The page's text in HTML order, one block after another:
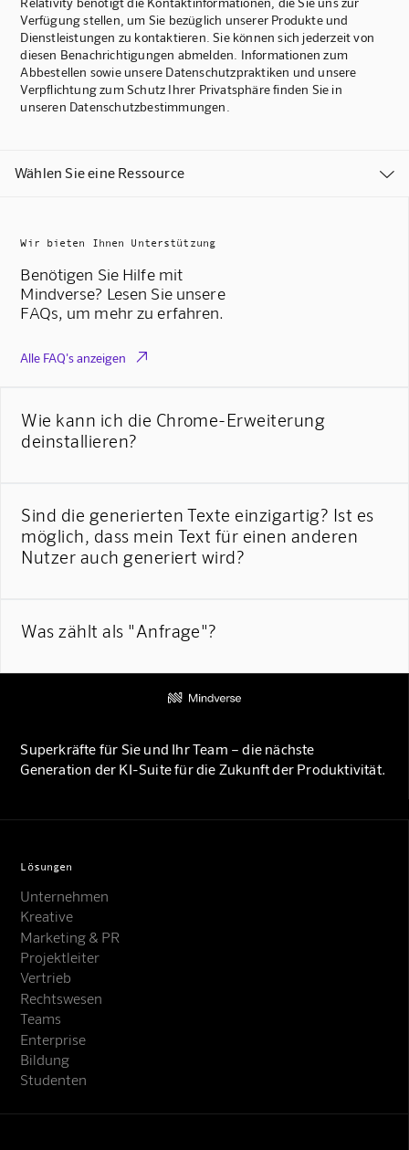
Verfügung stellen, um Sie bezüglich unserer Produkte und
Dienstleistungen zu kontaktieren. Sie können sich jederzeit von
diesen Benachrichtigungen abmelden. Informationen zum
Abbestellen sowie unsere Datenschutzpraktiken und unsere
Verpflichtung zum Schutz Ihrer Privatsphäre finden Sie in
unseren Datenschutzbestimmungen.
Wählen Sie eine Ressource 
Wir bieten Ihnen Unterstützung
Benötigen Sie Hilfe mit
Mindverse? Lesen Sie unsere
FAQs, um mehr zu erfahren.
Alle FAQ's anzeigen 
Wie kann ich die Chrome-Erweiterung
deinstallieren?
Sind die generierten Texte einzigartig? Ist es
möglich, dass mein Text für einen anderen
Nutzer auch generiert wird?
Was zählt als "Anfrage"?
Superkräfte für Sie und Ihr Team – die nächste
Generation der KI-Suite für die Zukunft der Produktivität.
Lösungen
Unternehmen
Kreative
Marketing & PR
Projektleiter
Vertrieb
Rechtswesen
Teams
Enterprise
Bildung
Studenten